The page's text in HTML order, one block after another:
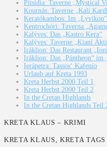
Pitsídia: Taverne „Mystical
Kournás: Taverne „Kalí
Keratókambos: Im
Kentrochóri: Taverna
Kalýves: Das „Kastro Kera“
Kalýves: Taverne „Kianí
Iráklion: Das Restaurant
Iráklion: Das „Pántheon“ im
Ierápetra: Tassos‘ Kafenío
Urlaub auf Kreta 1993
Kreta Herbst 2000 Teil 1
Kreta Herbst 2000 Teil 2
In the Cretan Highlands
In the Cretan Highlands Teil
KRETA KLAUS – KRIMI
KRETA KLAUS, KRETA TAGS